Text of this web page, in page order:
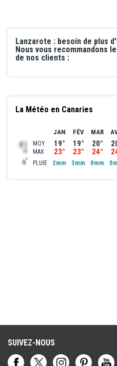
literie. Bonne douche. Espaces
entretenus c'est un plaisir.
et propres.
Lanzarote : besoin de plus
Nous vous recommandons
de nos clients :
La Météo en Canaries
MOY
MAX
PLUIE
JAN
19°
23°
2mm
FÉV
19°
23°
3mm
MAR
20°
24°
0mm
SUIVEZ-NOUS